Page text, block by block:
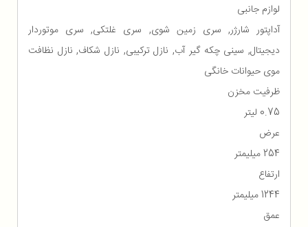
لوازم جانبی
آداپتور شارژر, سری زمین شوی, سری غلتکی, سری موتوردار
دیجیتال, سینی چکه گیر آب, نازل ترکیبی, نازل شکاف, نازل نظافت
موی حیوانات خانگی
ظرفیت مخزن
0.75 لیتر
عرض
254 میلیمتر
ارتفاع
1244 میلیمتر
عمق